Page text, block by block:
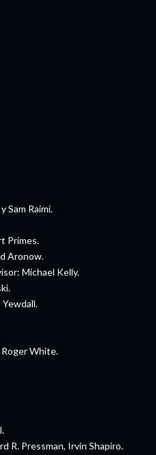
Sam Raimi.
Primes.
Aronow.
Michael Kelly.
White.
R. Pressman, Irvin Shapiro.